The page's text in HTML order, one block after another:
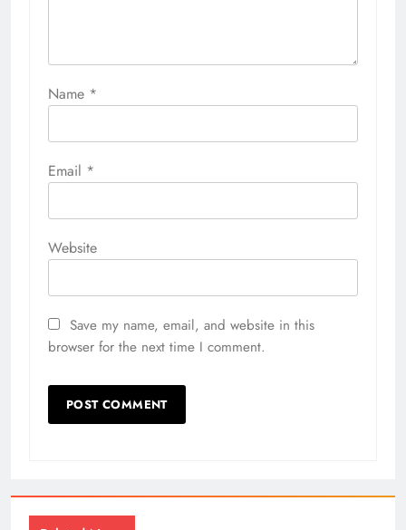
Name *
Email *
Website
Save my name, email, and website in this
browser for the next time I comment.